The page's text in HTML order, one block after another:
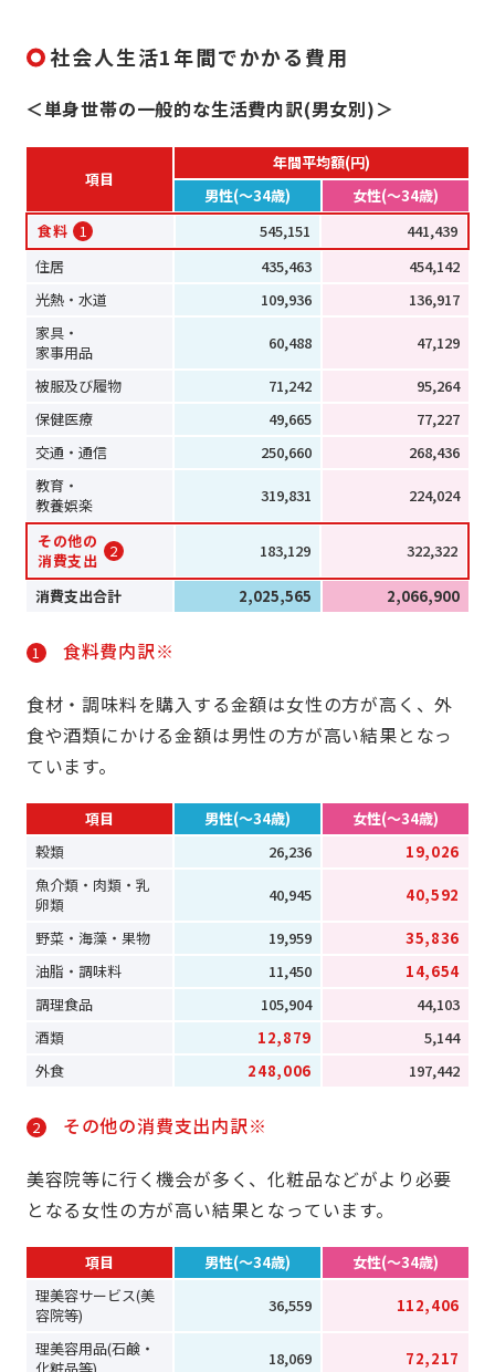
社会人生活1年間でかかる費用
＜単身世帯の一般的な生活費内訳(男女別)＞
項目
年間平均額(円)
男性(～34歳)
女性(～34歳)
食料 1 545,151
441,439
住居
435,463
454,142
光熱・水道
109,936
136,917
家具・
家事用品
60,488 47,129
被服及び履物 71,242
95,264
保健医療
49,665
77,227
交通・通信
250,660
268,436
教育・
教養娯楽
319,831 224,024
その他の
消費支出
2 183,129 322,322
消費支出合計 2,025,565 2,066,900
1
食料費内訳※
食材・調味料を購入する金額は女性の方が高く、外
食や酒類にかける金額は男性の方が高い結果となっ
ています。
項目 男性(～34歳)
女性(～34歳)
穀類
26,236
19,026
魚介類・肉類・乳
卵類
40,945 40,592
野菜・海藻・果物 19,959
35,836
油脂・調味料
11,450
14,654
調理食品
105,904
44,103
酒類
12,879
5,144
外食
248,006 197,442
2
その他の消費支出内訳※
美容院等に行く機会が多く、化粧品などがより必要
となる女性の方が高い結果となっています。
項目 男性(～34歳)
女性(～34歳)
理美容サービス(美
容院等)
36,559 112,406
理美容用品(石鹸・
18,069 72,217